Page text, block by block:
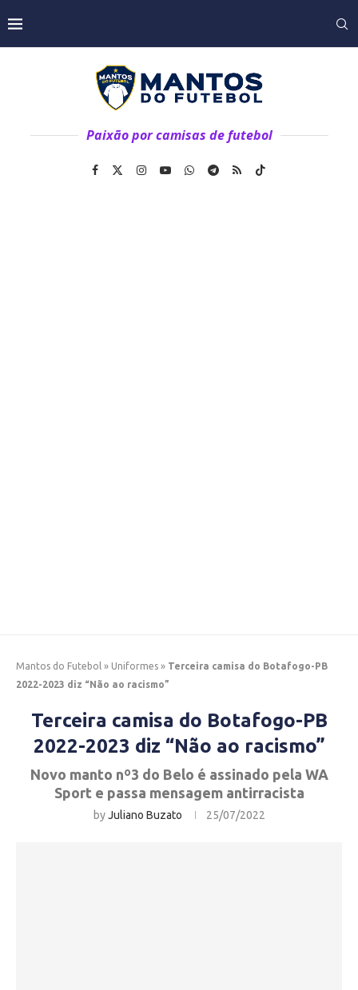
Paixão por camisas de futebol
Mantos do Futebol » Uniformes » Terceira camisa do Botafogo-PB
2022-2023 diz “Não ao racismo”
Terceira camisa do Botafogo-PB
2022-2023 diz “Não ao racismo”
Novo manto nº3 do Belo é assinado pela WA
Sport e passa mensagem antirracista
byJuliano Buzato 25/07/2022